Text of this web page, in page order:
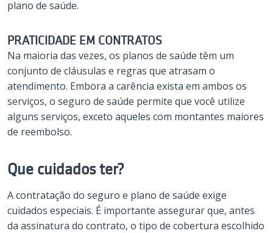
plano de saúde.
PRATICIDADE EM CONTRATOS
Na maioria das vezes, os planos de saúde têm um
conjunto de cláusulas e regras que atrasam o
atendimento. Embora a carência exista em ambos os
serviços, o seguro de saúde permite que você utilize
alguns serviços, exceto aqueles com montantes maiores
de reembolso.
Que cuidados ter?
A contratação do seguro e plano de saúde exige
cuidados especiais. É importante assegurar que, antes
da assinatura do contrato, o tipo de cobertura escolhido